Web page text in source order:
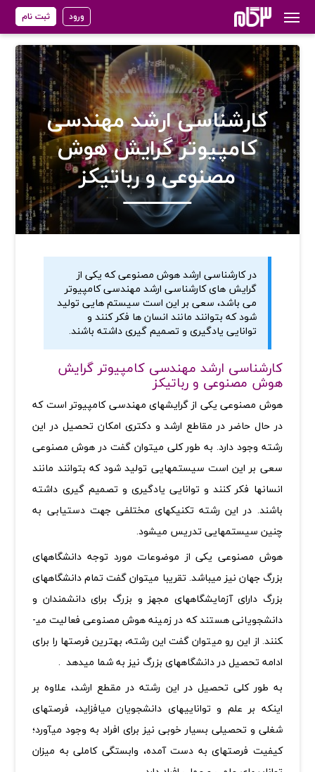
ورود ثبت نام
کارشناسی ارشد مهندسی
کامپیوتر گرایش هوش
مصنوعی و رباتیکز
در کارشناسی ارشد هوش مصنوعی که یکی از
گرایش های کارشناسی ارشد مهندسی کامپیوتر
می باشد، سعی بر این است سیستم ­هایی تولید
شود که بتوانند مانند انسان­ ها فکر کنند و
توانایی یادگیری و تصمیم­ گیری داشته باشند.
کارشناسی ارشد مهندسی کامپیوتر گرایش
هوش مصنوعی و رباتیکز
هوش مصنوعی یکی از گرایش­های مهندسی کامپیوتر است که
در حال حاضر در مقاطع ارشد و دکتری امکان تحصیل در این
رشته وجود دارد. به طور کلی می­توان گفت در هوش مصنوعی
سعی بر این است سیستم­هایی تولید شود که بتوانند مانند
انسان­ها فکر کنند و توانایی یادگیری و تصمیم­ گیری داشته
باشند. در این رشته تکنیک­های مختلفی جهت دستیابی به
چنین سیستم­هایی تدریس می­شود.
هوش مصنوعی یکی از موضوعات مورد توجه دانشگاه­های
بزرگ جهان نیز می­باشد. تقریبا می­توان گفت تمام دانشگاه­های
بزرگ دارای آزمایشگاه­های مجهز و بزرگ برای دانشمندان و
دانشجویانی هستند که در زمینه هوش مصنوعی فعالیت می­
کنند. از این رو می­توان گفت این رشته، بهترین فرصت­ها را برای
ادامه تحصیل در دانشگاه­های بزرگ نیز به شما می­دهد .
به طور کلی تحصیل در این رشته در مقطع ارشد، علاوه بر
اینکه بر علم و توانایی­های دانشجویان می­افزاید، فرصت­های
شغلی و تحصیلی بسیار خوبی نیز برای افراد به وجود می­آورد؛
کیفیت فرصت­های به دست آمده، وابستگی کاملی به میزان